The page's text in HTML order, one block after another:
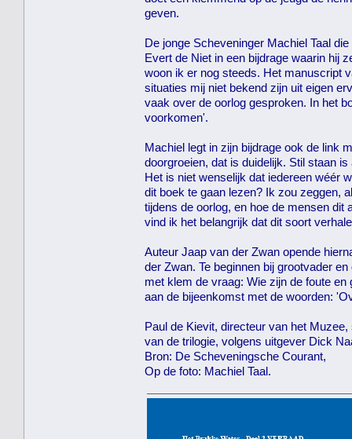
geven.
De jonge Scheveninger Machiel Taal
Evert de Niet in een bijdrage waarin hij
woon ik er nog steeds. Het manuscript
situaties mij niet bekend zijn uit eigen
vaak over de oorlog gesproken. In het
voorkomen'.
Machiel legt in zijn bijdrage ook de link
doorgroeien, dat is duidelijk. Stil staan
Het is niet wenselijk dat iedereen wéér
dit boek te gaan lezen? Ik zou zeggen,
tijdens de oorlog, en hoe de mensen dit
vind ik het belangrijk dat dit soort
Auteur Jaap van der Zwan opende
der Zwan. Te beginnen bij grootvader
met klem de vraag: Wie zijn de foute
aan de bijeenkomst met de woorden:
Paul de Kievit, directeur van het
van de trilogie, volgens uitgever Dick
Bron: De Scheveningsche Courant,
Op de foto: Machiel Taal.